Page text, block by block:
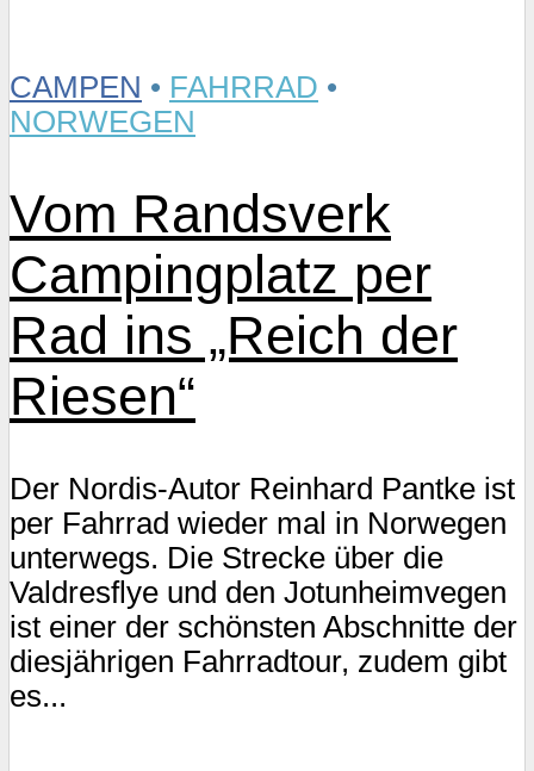
CAMPEN • FAHRRAD •
NORWEGEN
Vom Randsverk
Campingplatz per
Rad ins „Reich der
Riesen“
Der Nordis-Autor Reinhard Pantke ist
per Fahrrad wieder mal in Norwegen
unterwegs. Die Strecke über die
Valdresflye und den Jotunheimvegen
ist einer der schönsten Abschnitte der
diesjährigen Fahrradtour, zudem gibt
es...